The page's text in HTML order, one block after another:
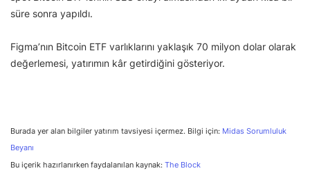
süre sonra yapıldı.
Figma’nın Bitcoin ETF varlıklarını yaklaşık 70 milyon dolar olarak
değerlemesi, yatırımın kâr getirdiğini gösteriyor.
Burada yer alan bilgiler yatırım tavsiyesi içermez. Bilgi için: Midas Sorumluluk
Beyanı
Bu içerik hazırlanırken faydalanılan kaynak: The Block